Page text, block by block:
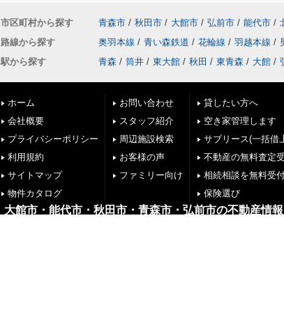
市区町村から探す 青森市 / 秋田市 / 大館市 / 弘前市 / 能代市 /
路線から探す
奥羽本線 / 青い森鉄道 / 花輪線 / 羽越本線 /
駅から探す
青森 / 筒井 / 東大館 / 秋田 / 東青森 / 大館 /
ホーム
会社概要
プライバシーポリシー
利用規約
サイトマップ
物件カタログ
お問い合わせ
スタッフ紹介
周辺施設検索
お客様の声
ファミリー向け
貸したい方へ
空き家管理します
サブリース(一括借
不動産の無料査定
相続相談を無料受
保険選び
大館市・能代市・秋田市・青森市・弘前市の不動産情報